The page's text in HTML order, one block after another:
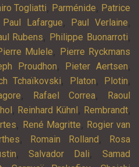
Togliatti, Parménide, Patrice
Paul Lafargue, Paul Verlaine,
Rubens, Philippe Buonarroti,
Mulele,
Pierre Ryckmans
Proudhon, Pieter Aertsen,
Tchaïkovski, Platon, Plotin,
, Rafael Correa,
Raoul
, Reinhard Kühnl , Rembrandt,
, René Magritte, Rogier van
, Romain Rolland ,
Rosa
,Salvador Dali,Samad